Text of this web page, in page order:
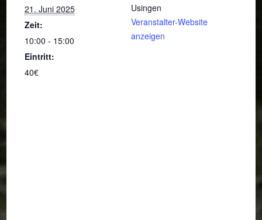
21. Juni 2025
Zeit:
10:00 - 15:00
Eintritt:
40€
Usingen
Veranstalter-Website
anzeigen